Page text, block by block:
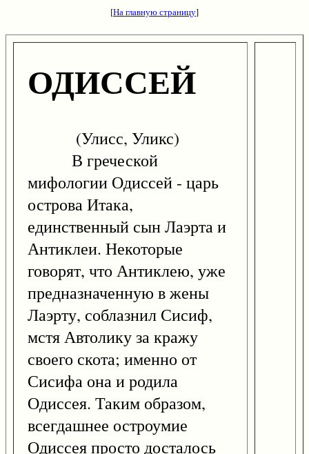
[На главную страницу]
ОДИССЕЙ
(Улисс, Уликс)
В греческой
мифологии Одиссей - царь
острова Итака,
единственный сын Лаэрта и
Антиклеи. Некоторые
говорят, что Антиклею, уже
предназначенную в жены
Лаэрту, соблазнил Сисиф,
мстя Автолику за кражу
своего скота; именно от
Сисифа она и родила
Одиссея. Таким образом,
всегдашнее остроумие
Одиссея просто досталось